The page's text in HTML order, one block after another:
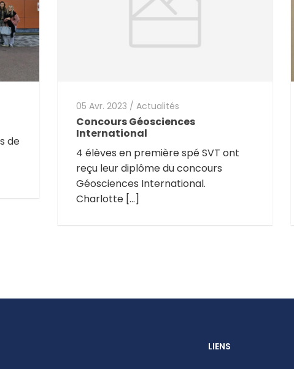
de
05 Avr. 2023 / Actualités
Concours Géosciences
International
4 élèves en première spé SVT ont
reçu leur diplôme du concours
Géosciences International.
Charlotte […]
LIENS